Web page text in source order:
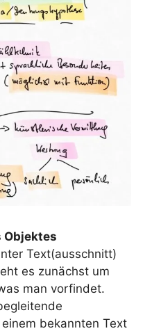
Objektes
Text(ausschnitt)
es zunächst um
man vorfindet.
bekannten Text